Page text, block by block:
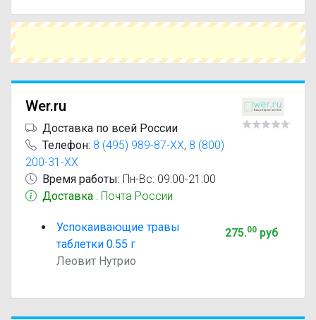
более доступной ценой.
Чтобы купить Успокаивающие травы в
сравните предложения. Это поможет
вариант по цене и наличию.
Wer.ru
Доставка по всей России
Телефон: 8 (495) 989-87-XX, 8 (800)
200-31-XX
Время работы: Пн-Вс: 09:00-21:00
Доставка : Почта России
Успокаивающие травы
таблетки 0.55 г
Леовит Нутрио
275.00руб